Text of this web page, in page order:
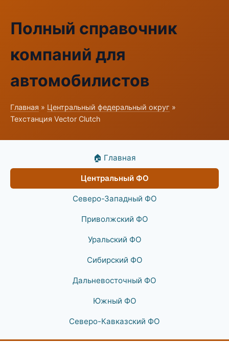
Полный справочник
компаний для
автомобилистов
Главная » Центральный федеральный округ »
Техстанция Vector Clutch
🏠 Главная
Центральный ФО
Северо-Западный ФО
Приволжский ФО
Уральский ФО
Сибирский ФО
Дальневосточный ФО
Южный ФО
Северо-Кавказский ФО